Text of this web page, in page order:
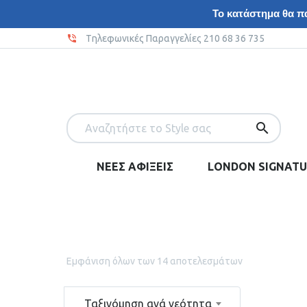
Το κατάστημα θα
Tηλεφωνικές Παραγγελίες 210 68 36 735
ΝΕΕΣ ΑΦΙΞΕΙΣ LONDON
Εμφάνιση όλων των 14 αποτελεσμάτων
Ταξινόμηση ανά νεότητα